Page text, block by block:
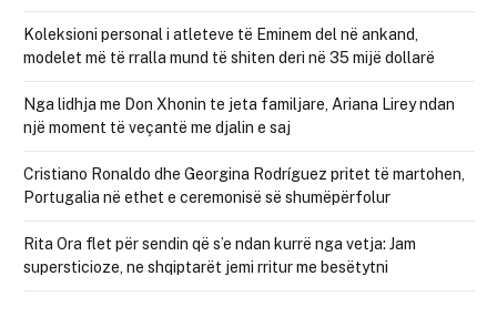
Koleksioni personal i atleteve të Eminem del në ankand,
modelet më të rralla mund të shiten deri në 35 mijë dollarë
Nga lidhja me Don Xhonin te jeta familjare, Ariana Lirey ndan
një moment të veçantë me djalin e saj
Cristiano Ronaldo dhe Georgina Rodríguez pritet të martohen,
Portugalia në ethet e ceremonisë së shumëpërfolur
Rita Ora flet për sendin që s’e ndan kurrë nga vetja: Jam
supersticioze, ne shqiptarët jemi rritur me besëtytni